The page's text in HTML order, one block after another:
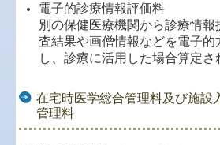
電子的診療情報評価料
別の保健医療機関から診療情
査結果や画僧情報などを電子的
し、診療に活用した場合算定さ
在宅時医学総合管理料及び施設
管理料